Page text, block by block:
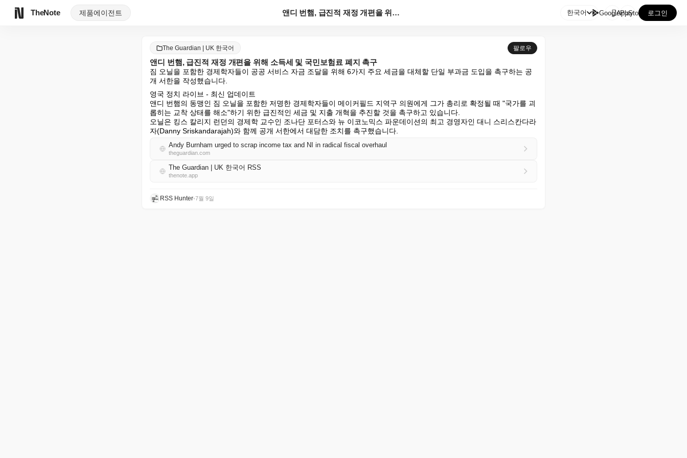
TheNote 제품에이전트 앤디 번햄, 급진적 재정 개편을 위해 소득세 및 국민보... 한국어 GooglePlay
AppStore 로그인
The Guardian | UK 한국어 팔로우
앤디 번햄, 급진적 재정 개편을 위해 소득세 및 국민보험료 폐지 촉구
짐 오닐을 포함한 경제학자들이 공공 서비스 자금 조달을 위해 6가지 주요 세금을 대체할 단일 부과금 도입을 촉구하는 공
개 서한을 작성했습니다.
영국 정치 라이브 - 최신 업데이트
앤디 번햄의 동맹인 짐 오닐을 포함한 저명한 경제학자들이 메이커필드 지역구 의원에게 그가 총리로 확정될 때 "국가를 괴
롭히는 교착 상태를 해소"하기 위한 급진적인 세금 및 지출 개혁을 추진할 것을 촉구하고 있습니다.
오닐은 킹스 칼리지 런던의 경제학 교수인 조나단 포터스와 뉴 이코노믹스 파운데이션의 최고 경영자인 대니 스리스칸다라
자(Danny Sriskandarajah)와 함께 공개 서한에서 대담한 조치를 촉구했습니다.
Andy Burnham urged to scrap income tax and NI in radical fiscal overhaul
theguardian.com
The Guardian | UK 한국어 RSS
thenote.app
RSS Hunter•7월 9일